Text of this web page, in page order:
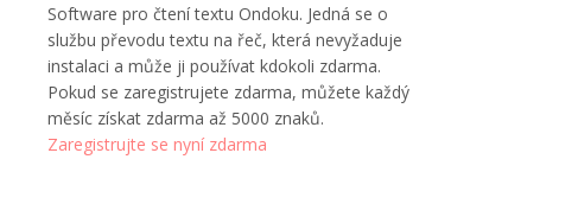
Software pro čtení textu Ondoku. Jedná se o
službu převodu textu na řeč, která nevyžaduje
instalaci a může ji používat kdokoli zdarma.
Pokud se zaregistrujete zdarma, můžete každý
měsíc získat zdarma až 5000 znaků.
Zaregistrujte se nyní zdarma